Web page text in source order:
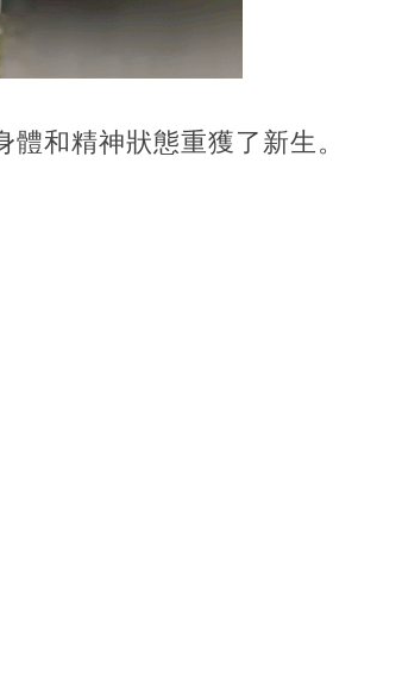
和精神狀態重獲了新生。